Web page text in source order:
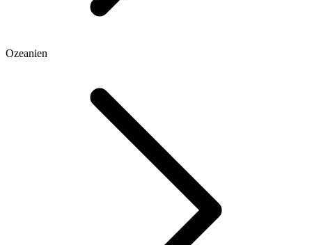
Ozeanien